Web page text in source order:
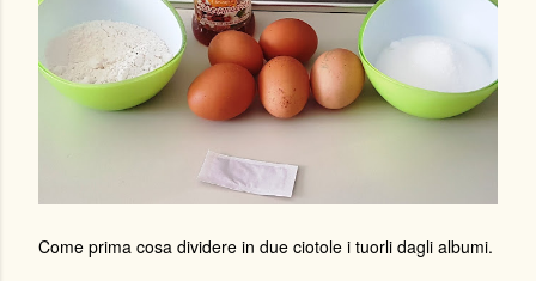
Come prima cosa dividere in due ciotole i tuorli dagli albumi.